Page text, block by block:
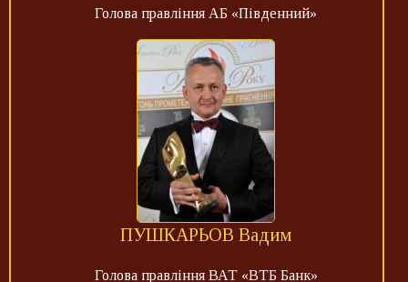
Голова правління АБ «Південний»
ПУШКАРЬОВ Вадим
Голова правління ВАТ «ВТБ Банк»